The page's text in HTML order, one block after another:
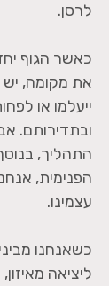
לרסן.
כאשר הגוף
את מקומה, יש
ייעלמו או
ובתדירותם.
התהליך,
הפנימית,
עצמינו.​
כשאנחנו
ליציאה